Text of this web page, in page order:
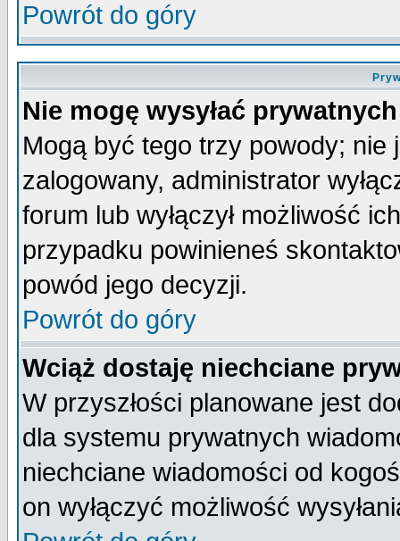
Powrót do góry
Nie mogę wysyłać
Mogą być tego trzy powody;
zalogowany, administrator
forum lub wyłączył możliwość
przypadku powinieneś
powód jego decyzji.
Powrót do góry
Wciąż dostaję niechciane
W przyszłości planowane jest
dla systemu prywatnych
niechciane wiadomości od
on wyłączyć możliwość